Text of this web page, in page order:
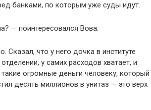
банками, по которым уже суды идут.
— поинтересовался Вова.
Сказал, что у него дочка в институте
у самих расходов хватает, и
огромные деньги человеку, который
десять миллионов в унитаз — это верх